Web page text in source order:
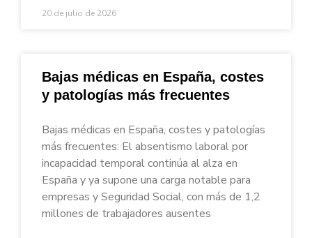
20 de julio de 2026
Bajas médicas en España, costes
y patologías más frecuentes
Bajas médicas en España, costes y patologías
más frecuentes: El absentismo laboral por
incapacidad temporal continúa al alza en
España y ya supone una carga notable para
empresas y Seguridad Social, con más de 1,2
millones de trabajadores ausentes